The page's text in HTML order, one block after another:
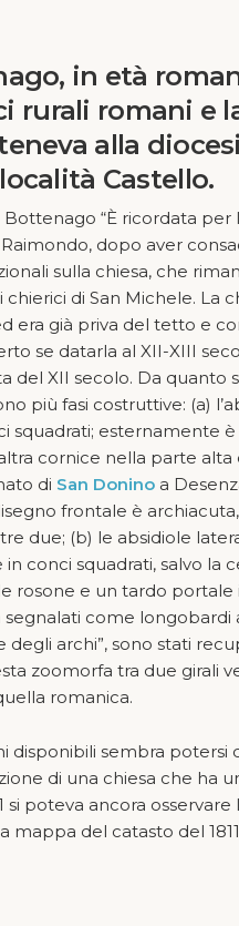
in età
rurali romani e
alla
Castello.
Bottenago “È ricordata
dopo aver
sulla chiesa, che
chierici di San Michele. La
era già priva del tetto e
se datarla al XII-XIII
del XII secolo. Da
più fasi costruttive: (a)
squadrati; esternamente
cornice nella parte
di San Donino a
frontale è
due; (b) le absidiole
conci squadrati, salvo la
rosone e un tardo
come
degli archi”, sono stati
zoomorfa tra due girali
romanica.
disponibili sembra potersi
di una chiesa che ha
si poteva ancora
del catasto del